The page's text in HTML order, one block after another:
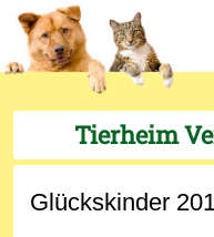
Tierheim
Glückskinder